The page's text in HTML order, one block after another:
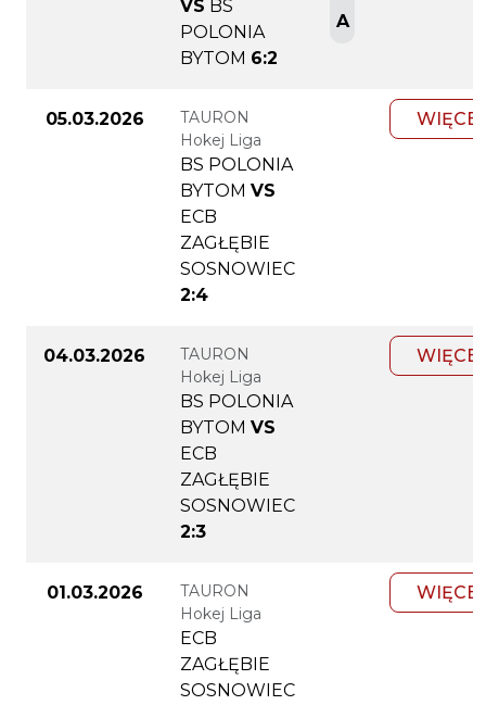
VS BS
POLONIA
BYTOM 6:2
A
05.03.2026
TAURON
Hokej Liga
BS POLONIA
BYTOM VS
ECB
ZAGŁĘBIE
SOSNOWIEC
2:4
WIĘCEJ
04.03.2026
TAURON
Hokej Liga
BS POLONIA
BYTOM VS
ECB
ZAGŁĘBIE
SOSNOWIEC
2:3
WIĘCEJ
01.03.2026
TAURON
Hokej Liga
ECB
ZAGŁĘBIE
SOSNOWIEC
WIĘCEJ